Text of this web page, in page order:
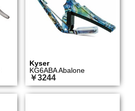
Kyser
KG6ABA Abalone
￥3244